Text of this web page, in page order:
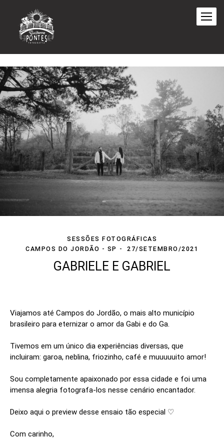
SESSÕES FOTOGRÁFICAS
CAMPOS DO JORDÃO - SP
27/SETEMBRO/2021
GABRIELE E GABRIEL
Viajamos até Campos do Jordão, o mais alto município
brasileiro para eternizar o amor da Gabi e do Ga.
Tivemos em um único dia experiências diversas, que
incluiram: garoa, neblina, friozinho, café e muuuuuito amor!
Sou completamente apaixonado por essa cidade e foi uma
imensa alegria fotografa-los nesse cenário encantador.
Deixo aqui o preview desse ensaio tão especial ♡
Com carinho,